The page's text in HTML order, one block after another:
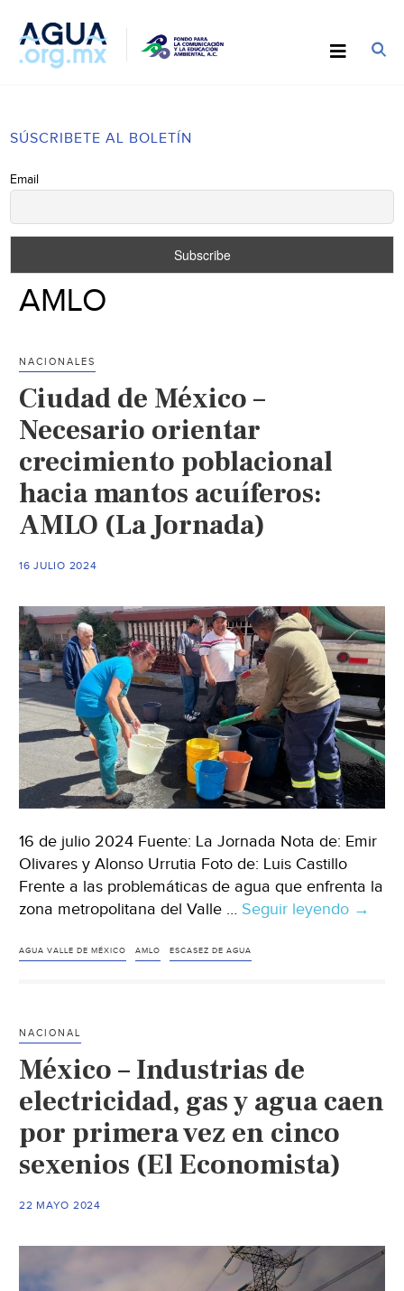
SÚSCRIBETE AL BOLETÍN
Email
AMLO
NACIONALES
Ciudad de México –
Necesario orientar
crecimiento poblacional
hacia mantos acuíferos:
AMLO (La Jornada)
16 JULIO 2024
16 de julio 2024 Fuente: La Jornada Nota de: Emir
Olivares y Alonso Urrutia Foto de: Luis Castillo
Frente a las problemáticas de agua que enfrenta la
zona metropolitana del Valle … Seguir leyendo Ciudad
→
AGUA VALLE DE MÉXICO AMLO ESCASEZ DE AGUA
NACIONAL
México – Industrias de
electricidad, gas y agua caen
por primera vez en cinco
sexenios (El Economista)
22 MAYO 2024